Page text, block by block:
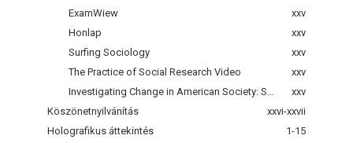
ExamWiew
xxv
Honlap
xxv
Surfing Sociology
xxv
The Practice of Social Research Video
xxv
xxv
Köszönetnyilvánítás
xxvi-xxvii
Holografikus áttekintés
1-15